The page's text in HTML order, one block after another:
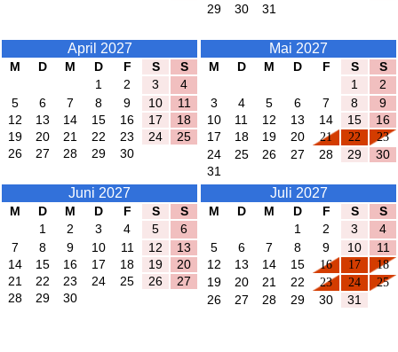
29
30 31
April 2027
M D M D F S
S
1
2 3
4
5
6 7 8 9 10
11
12
13 14 15 16 17
18
19
20 21 22 23 24
25
26
27 28 29 30
Mai 2027
M D M D F S
S
1
2
3
4 5 6 7 8
9
10
11 12 13 14 15
16
17
18 19 20 21 22
23
24
25 26 27 28 29
30
31
Juni 2027
M D M D F S
S
1
2 3 4 5
6
7
8 9 10 11 12
13
14
15 16 17 18 19
20
21
22 23 24 25 26
27
28
29 30
Juli 2027
M D M D F S
S
1
2 3
4
5
6 7 8 9 10
11
12
13 14 15 16 17
18
19
20 21 22 23 24
25
26
27 28 29 30 31